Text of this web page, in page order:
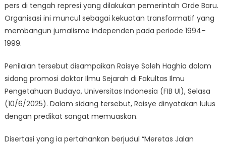
pers di tengah represi yang dilakukan pemerintah Orde Baru.
Organisasi ini muncul sebagai kekuatan transformatif yang
membangun jurnalisme independen pada periode 1994–
1999.
Penilaian tersebut disampaikan Raisye Soleh Haghia dalam
sidang promosi doktor Ilmu Sejarah di Fakultas Ilmu
Pengetahuan Budaya, Universitas Indonesia (FIB UI), Selasa
(10/6/2025). Dalam sidang tersebut, Raisye dinyatakan lulus
dengan predikat sangat memuaskan.
Disertasi yang ia pertahankan berjudul “Meretas Jalan